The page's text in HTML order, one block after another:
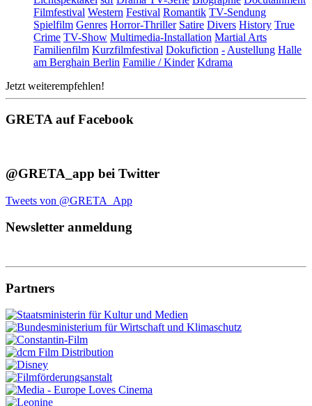
Filmfestival Western Festival Romantik TV-Sendung
Spielfilm Genres Horror-Thriller Satire Divers History True
Crime TV-Show Multimedia-Installation Martial Arts
Familienfilm Kurzfilmfestival Dokufiction - Austellung Halle
am Berghain Berlin Familie / Kinder Kdrama
Jetzt weiterempfehlen!
GRETA auf Facebook
@GRETA_app bei Twitter
Tweets von @GRETA_App
Newsletter anmeldung
Partners